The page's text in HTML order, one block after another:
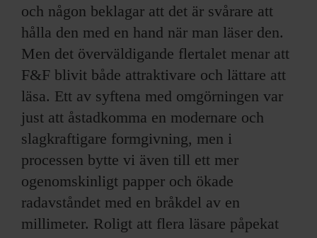
och någon beklagar att det är svårare att
hålla den med en hand när man läser den.
Men det överväldigande flertalet menar att
F&F blivit både attraktivare och lättare att
läsa. Ett av syftena med omgörningen var
just att åstadkomma en modernare och
slagkraftigare formgivning, men i
processen bytte vi även till ett mer
ogenomskinligt papper och ökade
radavståndet med en bråkdel av en
millimeter. Roligt att flera läsare påpekat